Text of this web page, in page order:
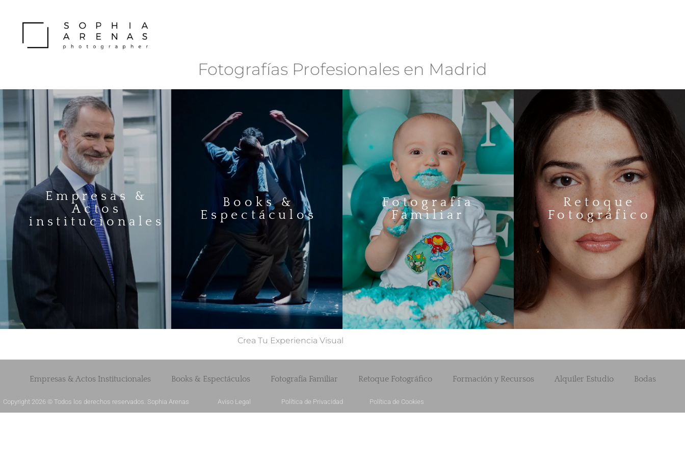
Fotografías Profesionales en Madrid
Empresas &
Actos
institucionales
Books &
Espectáculos
Fotografía
Familiar
Retoque
Fotográfico
Crea Tu Experiencia Visual
Empresas & Actos Institucionales Books & Espectáculos Fotografía Familiar Retoque Fotográfico Formación y Recursos Alquiler Estudio Bodas
Copyright 2026 © Todos los derechos reservados. Sophia Arenas Aviso Legal Política de Privacidad Política de Cookies